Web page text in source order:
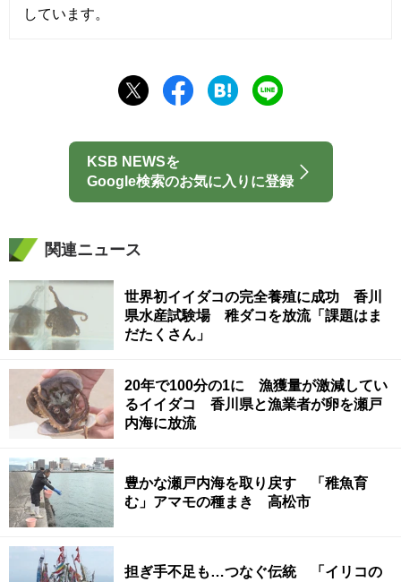
しています。
KSB NEWSを
Google検索のお気に入りに登録
関連ニュース
世界初イイダコの完全養殖に成功 香川
県水産試験場 稚ダコを放流「課題はま
だたくさん」
20年で100分の1に 漁獲量が激減してい
るイイダコ 香川県と漁業者が卵を瀬戸
内海に放流
豊かな瀬戸内海を取り戻す 「稚魚育
む」アマモの種まき 高松市
担ぎ手不足も…つなぐ伝統 「イリコの